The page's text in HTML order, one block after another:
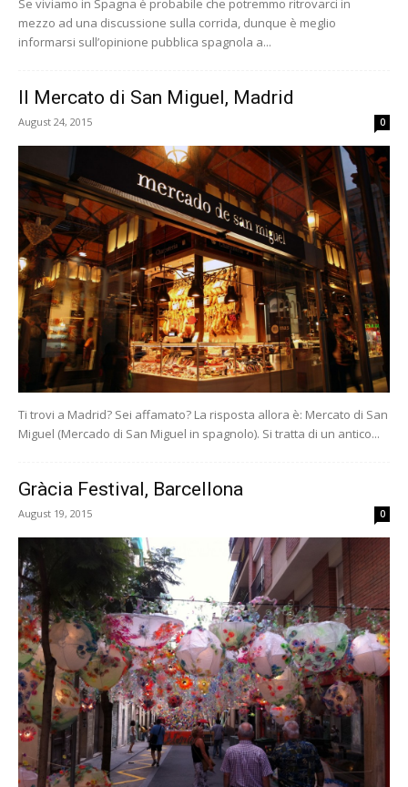
mezzo ad una discussione sulla corrida, dunque è meglio
informarsi sull’opinione pubblica spagnola a...
Il Mercato di San Miguel, Madrid
August 24, 2015 0
Ti trovi a Madrid? Sei affamato? La risposta allora è: Mercato di San
Miguel (Mercado di San Miguel in spagnolo). Si tratta di un antico...
Gràcia Festival, Barcellona
August 19, 2015 0